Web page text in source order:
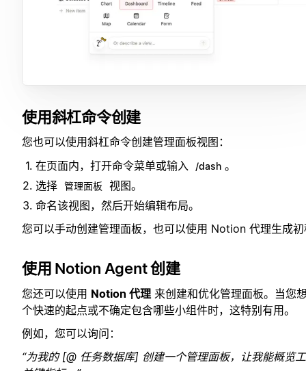
使用斜杠命令创建
您也可以使用斜杠命令创建管理面板视图：
在页面内，打开命令菜单或输入
/dash 。
选择 管理面板
视图。
命名该视图，然后开始编辑布局。
您可以手动创建管理面板，也可以使用 Notion 代理生成
使用 Notion Agent 创建
您还可以使用 Notion 代理 来创建和优化管理面板。当您
个快速的起点或不确定包含哪些小组件时，这特别有用。
例如，您可以询问：
“为我的 [@ 任务数据库] 创建一个管理面板，让我能概览